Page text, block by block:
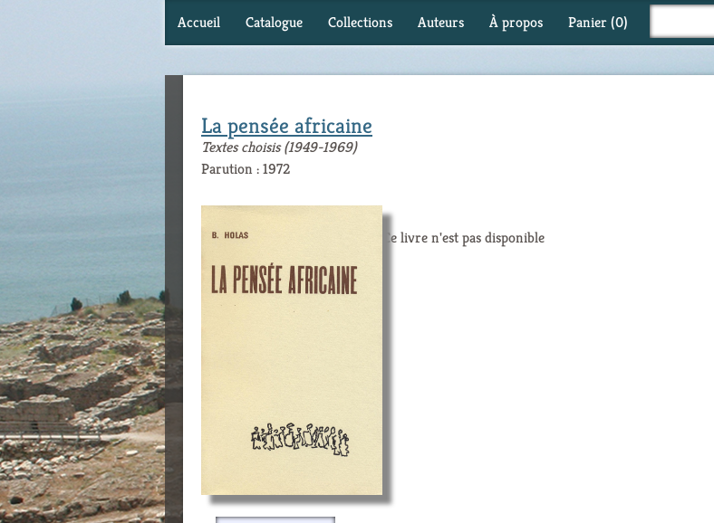
Accueil Catalogue Collections Auteurs À propos Panier (0)
La pensée africaine
Textes choisis (1949-1969)
Parution : 1972
Ce livre n'est pas disponible